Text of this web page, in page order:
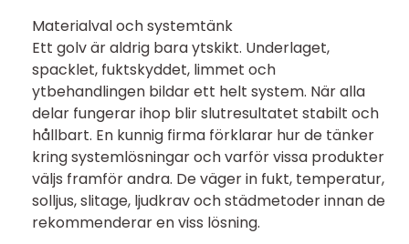
Materialval och systemtänk
Ett golv är aldrig bara ytskikt. Underlaget,
spacklet, fuktskyddet, limmet och
ytbehandlingen bildar ett helt system. När alla
delar fungerar ihop blir slutresultatet stabilt och
hållbart. En kunnig firma förklarar hur de tänker
kring systemlösningar och varför vissa produkter
väljs framför andra. De väger in fukt, temperatur,
solljus, slitage, ljudkrav och städmetoder innan de
rekommenderar en viss lösning.